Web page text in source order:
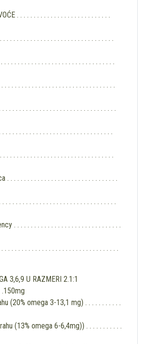
. . . . . . . . . . . . . . . . . . . . . . . . . . . .
. . . . . . . . . . . . . . . . . . . . . . . . . . . . . . . .
. . . . . . . . . . . . . . . . . . . . . . . . . . . . . . . .
. . . . . . . . . . . . . . . . . . . . . . . . . . . . . . . .
. . . . . . . . . . . . . . . . . . . . . . . . . . . . . . . . .
. . . . . . . . . . . . . . . . . . . . . . . . . . . . . . . .
. . . . . . . . . . . . . . . . . . . . . . . . . . . . . . . .
. . . . . . . . . . . . . . . . . . . . . . . . . . . . . . . . .
. . . . . . . . . . . . . . . . . . . . . . . . . . . . . . . . .
. . . . . . . . . . . . . . . . . . . . . . . . . . . . . . . .
. . . . . . . . . . . . . . . . . . . . . . . . . . . . . . . . . .
3,6,9 U RAZMERI 2.1:1
(20% omega 3-13,1 mg) . . . . . . . . . . .
(13% omega 6-6,4mg)) . . . . . . . . . . .